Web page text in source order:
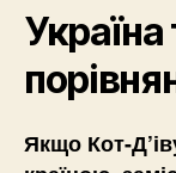
Україна
Якщо Кот-